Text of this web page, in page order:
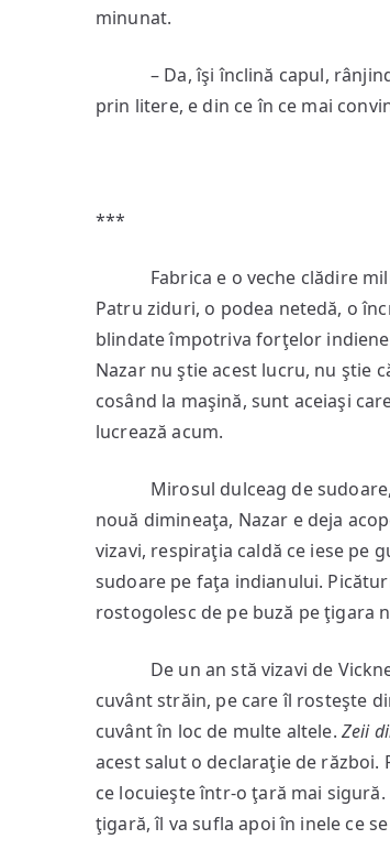
minunat.
– Da, îşi înclină capul, rânjind,
prin litere, e din ce în ce mai
***
Fabrica e o veche clădire
Patru ziduri, o podea netedă, o
blindate împotriva forţelor
Nazar nu ştie acest lucru, nu ştie
cosând la maşină, sunt aceiaşi
lucrează acum.
Mirosul dulceag de sudoare,
nouă dimineaţa, Nazar e deja
vizavi, respiraţia caldă ce iese pe
sudoare pe faţa indianului.
rostogolesc de pe buză pe ţigara
De un an stă vizavi de
cuvânt străin, pe care îl rosteşte
cuvânt în loc de multe altele. Zeii
acest salut o declaraţie de război.
ce locuieşte într-o ţară mai
ţigară, îl va sufla apoi în inele ce